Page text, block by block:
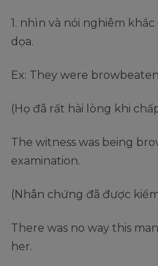
1. nhìn và nói nghiêm khắc
dọa.
Ex: They were
(Họ đã rất hài lòng khi
The witness was being
examination.
(Nhân chứng đã được
There was no way this
her.